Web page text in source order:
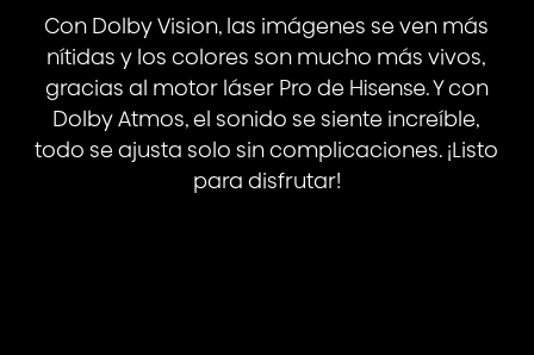
Con Dolby Vision, las imágenes se ven más
nítidas y los colores son mucho más vivos,
gracias al motor láser Pro de Hisense. Y con
Dolby Atmos, el sonido se siente increíble,
todo se ajusta solo sin complicaciones. ¡Listo
para disfrutar!